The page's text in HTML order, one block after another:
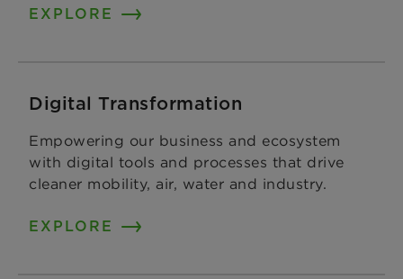
EXPLORE
Digital Transformation
Empowering our business and ecosystem
with digital tools and processes that drive
cleaner mobility, air, water and industry.
EXPLORE